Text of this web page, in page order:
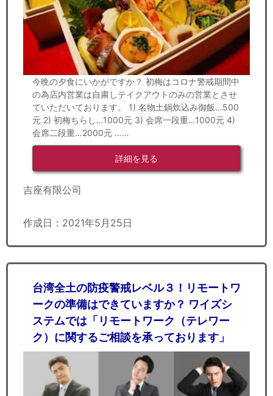
今晩の夕食にいかがですか？ 初梅はコロナ警戒期間中
の為店内営業は自粛しテイクアウトのみの営業とさせ
ていただいております。 1) 名物土鍋炊込み御飯…500
元 2) 初梅ちらし…1000元 3) 会席一段重…1000元 4)
会席二段重…2000元 ……
詳細を見る
吉座有限公司
作成日：2021年5月25日
台湾全土の防疫警戒レベル３！リモートワ
ークの準備はできていますか？ ワイズシ
ステムでは「リモートワーク（テレワー
ク）に関するご相談を承っております」